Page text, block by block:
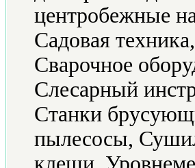
центробежные
Садовая
Сварочное
Слесарный
Станки
пылесосы,